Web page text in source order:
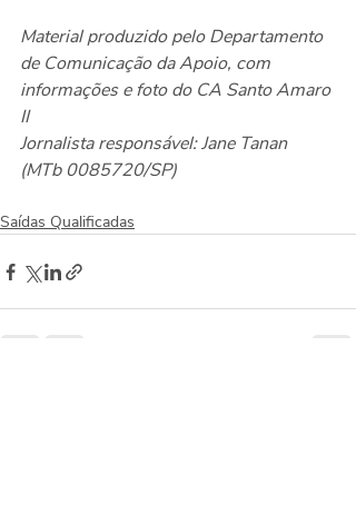
Material produzido pelo Departamento
de Comunicação da Apoio, com
informações e foto do CA Santo Amaro
II
Jornalista responsável: Jane Tanan
(MTb 0085720/SP)
Saídas Qualificadas